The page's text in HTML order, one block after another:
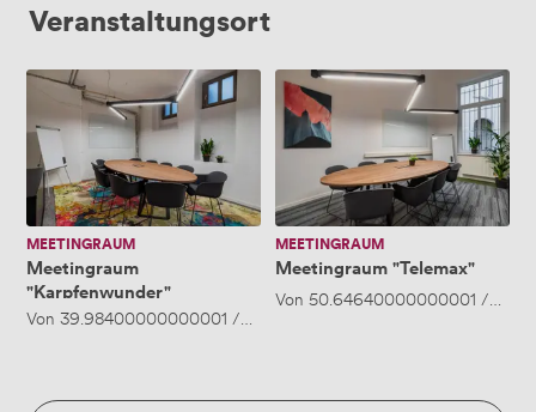
Veranstaltungsort
Meetingraum
"Karpfenwunder"
MEETINGRAUM
Meetingraum
"Karpfenwunder"
Von 39.98400000000001 /Stunde
Meetingraum
"Telemax"
MEETINGRAUM
Meetingraum "Telemax"
Von 50.64640000000001 /